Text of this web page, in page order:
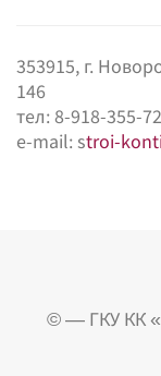
353915, г.
146
тел: 8-918-355-
e-mail: stroi-
© — ГКУ КК